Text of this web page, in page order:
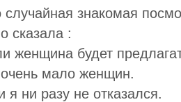
случайная знакомая
сказала :
женщина будет
мало женщин.
ни разу не отказался.